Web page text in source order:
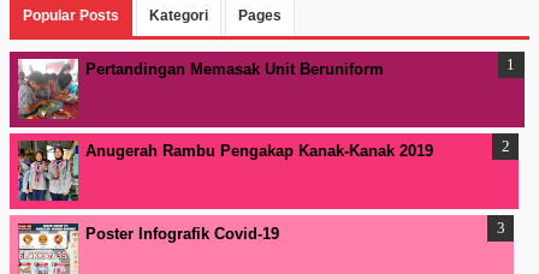
Popular Posts Kategori Pages
Pertandingan Memasak Unit Beruniform
Anugerah Rambu Pengakap Kanak-Kanak 2019
Poster Infografik Covid-19